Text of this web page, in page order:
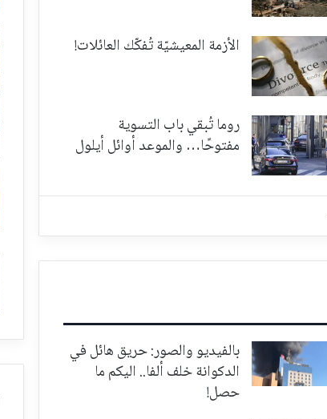
الأزمة المعيشيّة تُفكّك العائلات!
روما تُبقي باب التسوية
مفتوحًا… والموعد أوائل أيلول
بالفيديو والصور: حريق هائل في
الدكوانة خلف ألفا.. اليكم ما
حصل!